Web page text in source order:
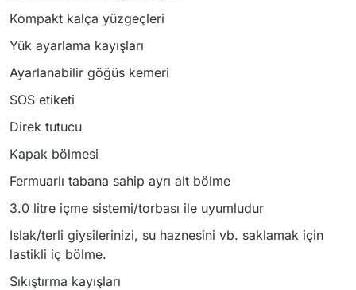
Kompakt kalça yüzgeçleri
Yük ayarlama kayışları
Ayarlanabilir göğüs kemeri
SOS etiketi
Direk tutucu
Kapak bölmesi
Fermuarlı tabana sahip ayrı alt bölme
3.0 litre içme sistemi/torbası ile uyumludur
Islak/terli giysilerinizi, su haznesini vb. saklamak için
lastikli iç bölme.
Sıkıştırma kayışları